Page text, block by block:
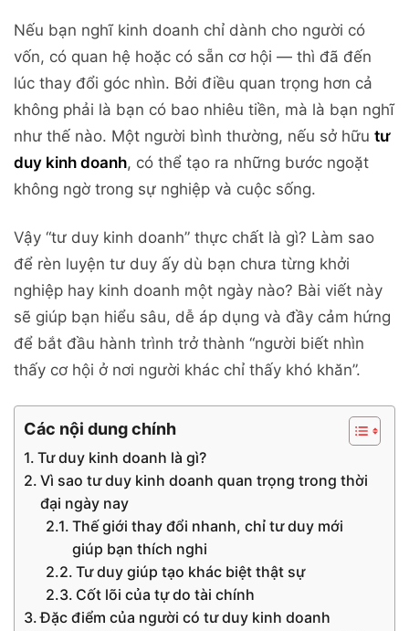
Nếu bạn nghĩ kinh doanh chỉ dành cho người có
vốn, có quan hệ hoặc có sẵn cơ hội — thì đã đến
lúc thay đổi góc nhìn. Bởi điều quan trọng hơn cả
không phải là bạn có bao nhiêu tiền, mà là bạn nghĩ
như thế nào. Một người bình thường, nếu sở hữu tư
duy kinh doanh, có thể tạo ra những bước ngoặt
không ngờ trong sự nghiệp và cuộc sống.
Vậy “tư duy kinh doanh” thực chất là gì? Làm sao
để rèn luyện tư duy ấy dù bạn chưa từng khởi
nghiệp hay kinh doanh một ngày nào? Bài viết này
sẽ giúp bạn hiểu sâu, dễ áp dụng và đầy cảm hứng
để bắt đầu hành trình trở thành “người biết nhìn
thấy cơ hội ở nơi người khác chỉ thấy khó khăn”.
Các nội dung chính
Tư duy kinh doanh là gì?
Vì sao tư duy kinh doanh quan trọng trong thời
đại ngày nay
Thế giới thay đổi nhanh, chỉ tư duy mới
giúp bạn thích nghi
Tư duy giúp tạo khác biệt thật sự
Cốt lõi của tự do tài chính
Đặc điểm của người có tư duy kinh doanh